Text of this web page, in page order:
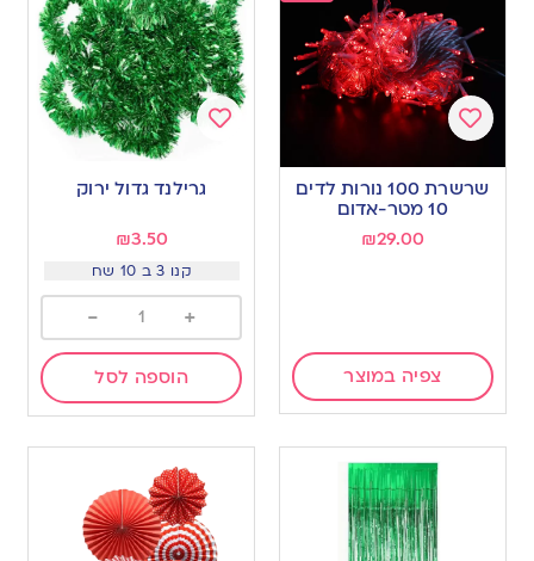
to
wishlist
שרשרת 100 נורות לדים
10 מטר-אדום
₪29.00
צפיה במוצר
גרילנד גדול ירוק
₪3.50
קנו 3 ב 10 שח
+
-
הוספה לסל